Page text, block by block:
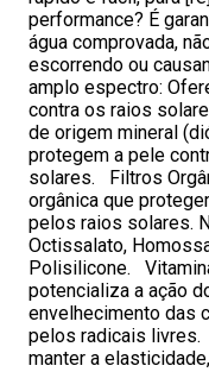
performance? É
água comprovada,
escorrendo ou
amplo espectro:
contra os raios
de origem mineral
protegem a pele
solares. Filtros
orgânica que
pelos raios solares.
Octissalato,
Polisilicone.
potencializa a ação
envelhecimento das
pelos radicais livres.
manter a